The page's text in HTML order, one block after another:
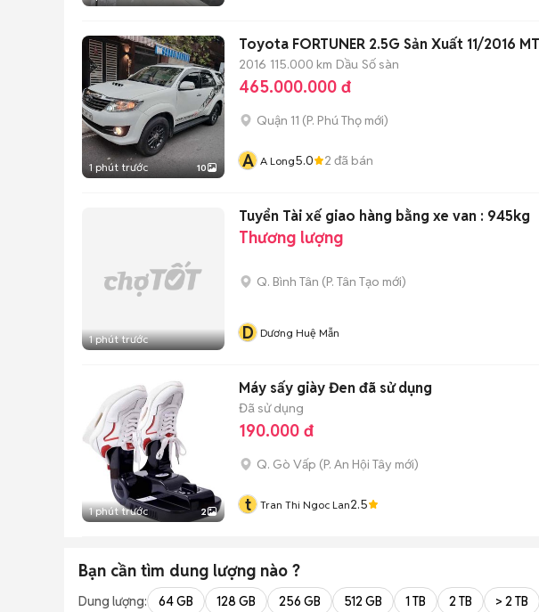
1 phút trước 10
Toyota FORTUNER 2.5G Sản Xuất 11/2016
2016 115.000 km Dầu Số sàn
465.000.000 đ
Quận 11 (P. Phú Thọ mới)
A A Long5.0 2 đã bán
1 phút trước
Tuyển Tài xế giao hàng bằng xe van : 945kg
Thương lượng
Q. Bình Tân (P. Tân Tạo mới)
D Dương Huệ Mẫn
1 phút trước 2
Máy sấy giày Đen đã sử dụng
Đã sử dụng
190.000 đ
Q. Gò Vấp (P. An Hội Tây mới)
t Tran Thi Ngoc Lan2.5
Bạn cần tìm dung lượng nào ?
Dung lượng: 64 GB 128 GB 256 GB 512 GB 1 TB 2 TB > 2 TB